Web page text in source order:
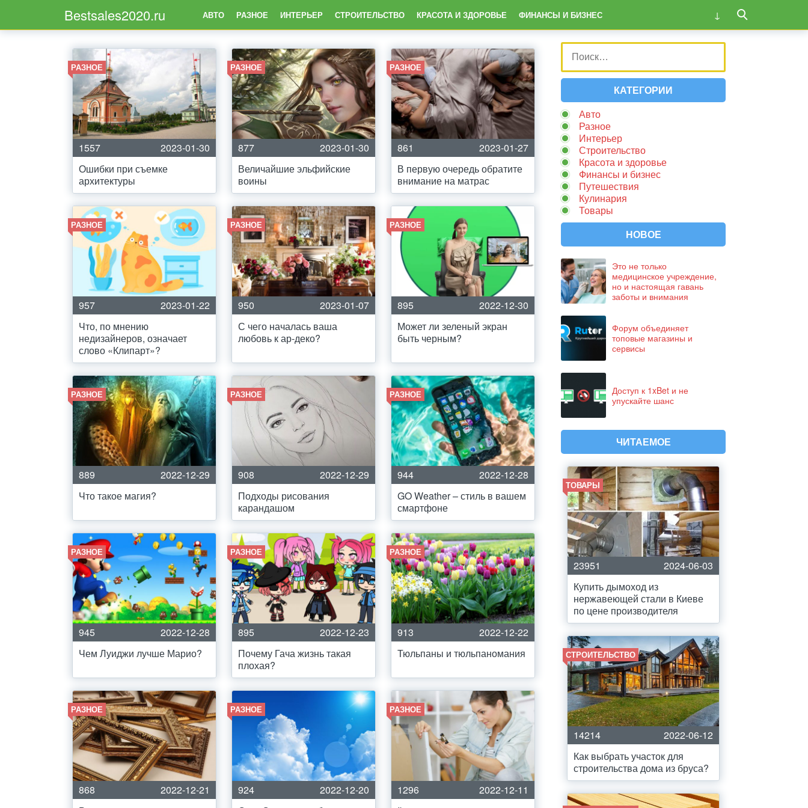
Bestsales2020.ru АВТО РАЗНОЕ ИНТЕРЬЕР СТРОИТЕЛЬСТВО КРАСОТА И ЗДОРОВЬЕ ФИНАНСЫ И БИЗНЕС
РАЗНОЕ
1557
2023-01-30
Ошибки при съемке
архитектуры
РАЗНОЕ
877
2023-01-30
Величайшие эльфийские
воины
РАЗНОЕ
861
2023-01-27
В первую очередь обратите
внимание на матрас
РАЗНОЕ
957
2023-01-22
Что, по мнению
недизайнеров, означает
слово «Клипарт»?
РАЗНОЕ
950
2023-01-07
С чего началась ваша
любовь к ар-деко?
РАЗНОЕ
895
2022-12-30
Может ли зеленый экран
быть черным?
РАЗНОЕ
889
2022-12-29
Что такое магия?
РАЗНОЕ
908
2022-12-29
Подходы рисования
карандашом
РАЗНОЕ
944
2022-12-28
GO Weather – стиль в вашем
смартфоне
РАЗНОЕ
945
2022-12-28
Чем Луиджи лучше Марио?
РАЗНОЕ
895
2022-12-23
Почему Гача жизнь такая
плохая?
РАЗНОЕ
913
2022-12-22
Тюльпаны и тюльпаномания
РАЗНОЕ
868
2022-12-21
РАЗНОЕ
924
2022-12-20
РАЗНОЕ
1296
2022-12-11
КАТЕГОРИИ
Авто
Разное
Интерьер
Строительство
Красота и здоровье
Финансы и бизнес
Путешествия
Кулинария
Товары
НОВОЕ
Это не только
медицинское учреждение,
но и настоящая гавань
заботы и внимания
Форум объединяет
топовые магазины и
сервисы
Доступ к 1xBet и не
упускайте шанс
ЧИТАЕМОЕ
ТОВАРЫ
23951
2024-06-03
Купить дымоход из
нержавеющей стали в Киеве
по цене производителя
СТРОИТЕЛЬСТВО
14214
2022-06-12
Как выбрать участок для
строительства дома из бруса?